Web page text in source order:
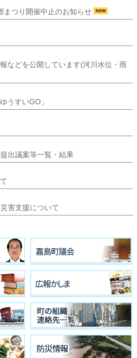
まつり開催中止のお知らせ
などを公開しています(河川水位・雨
うすいGO」
出議案等一覧・結果
害支援について